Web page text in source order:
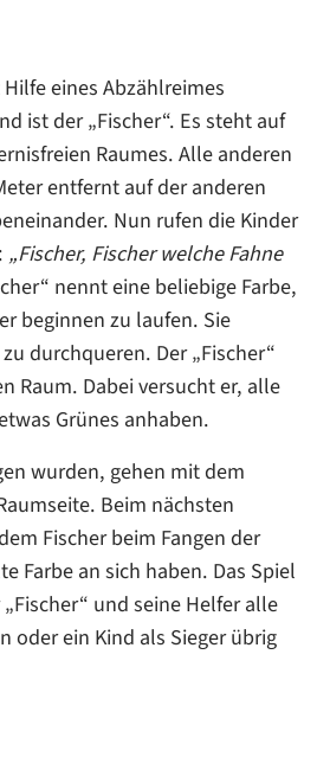
eines Abzählreimes
ist der „Fischer“. Es steht auf
Raumes. Alle anderen
entfernt auf der anderen
Nun rufen die Kinder
„Fischer, Fischer welche Fahne
nennt eine beliebige Farbe,
beginnen zu laufen. Sie
durchqueren. Der „Fischer“
Raum. Dabei versucht er, alle
Grünes anhaben.
wurden, gehen mit dem
Beim nächsten
Fischer beim Fangen der
Farbe an sich haben. Das Spiel
und seine Helfer alle
oder ein Kind als Sieger übrig